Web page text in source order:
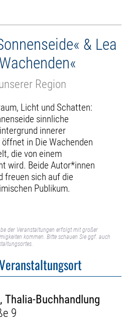
& Lea
Region
Licht und Schatten:
sinnliche
innerer
in Die Wachenden
die von einem
wird. Beide Autor*innen
freuen sich auf die
Publikum.
der Veranstaltungen erfolgt mit großer
kommen. Bitte schauen Sie ggf. auch
Thalia-Buchhandlung
9